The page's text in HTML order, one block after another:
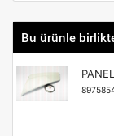
Bu ürünle